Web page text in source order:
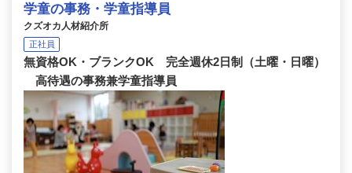
学童の事務・学童指導員
クズオカ人材紹介所
正社員
無資格OK・ブランクOK 完全週休2日制（土曜・日曜）
高待遇の事務兼学童指導員